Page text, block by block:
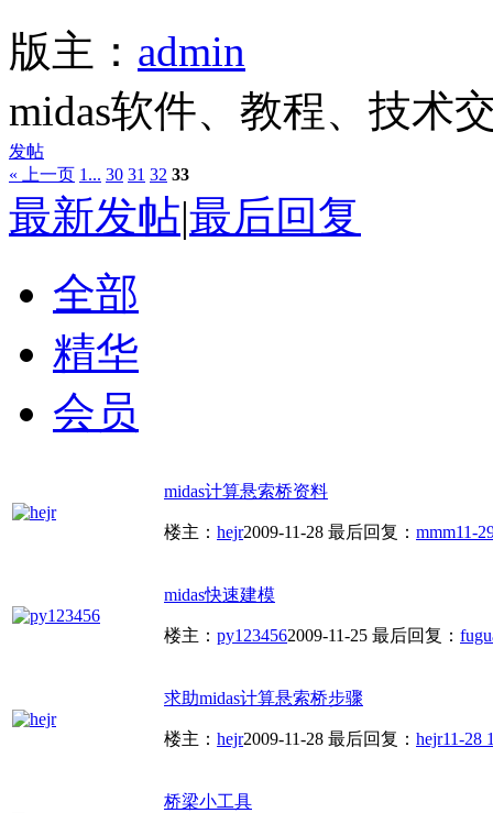
版主： admin
midas软件、教程、技术
发帖
« 上一页 1... 30 31 32 33
最新发帖|最后回复
全部
精华
会员
midas计算悬索桥资料
楼主： hejr2009-11-28 最后回复： mmm11-
midas快速建模
楼主： py1234562009-11-25 最后回复：
求助midas计算悬索桥步骤
楼主： hejr2009-11-28 最后回复： hejr11-28
桥梁小工具